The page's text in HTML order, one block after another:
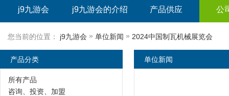
2024上海自有品牌展--2024上海oem 贴牌代加工展
j9九游会 j9九游会的介绍 产品供应 公
您当前的位置： j9九游会 » 单位新闻 » 2024中国制瓦机械展览会
单位新闻
产品分类
所有产品
咨询、投资、加盟